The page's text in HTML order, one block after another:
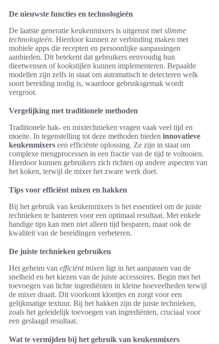
De nieuwste functies en technologieën
De laatste generatie keukenmixers is uitgerust met slimme
technologieën. Hierdoor kunnen ze verbinding maken met
mobiele apps die recepten en persoonlijke aanpassingen
aanbieden. Dit betekent dat gebruikers eenvoudig hun
dieetwensen of kookstijlen kunnen implementeren. Bepaalde
modellen zijn zelfs in staat om automatisch te detecteren welk
soort bereiding nodig is, waardoor gebruiksgemak wordt
vergroot.
Vergelijking met traditionele methoden
Traditionele hak- en mixtechnieken vragen vaak veel tijd en
moeite. In tegenstelling tot deze methoden bieden innovatieve
keukenmixers een efficiënte oplossing. Ze zijn in staat om
complexe mengprocessen in een fractie van de tijd te voltooien.
Hierdoor kunnen gebruikers zich richten op andere aspecten van
het koken, terwijl de mixer het zware werk doet.
Tips voor efficiënt mixen en hakken
Bij het gebruik van keukenmixers is het essentieel om de juiste
technieken te hanteren voor een optimaal resultaat. Met enkele
handige tips kan men niet alleen tijd besparen, maar ook de
kwaliteit van de bereidingen verbeteren.
De juiste technieken gebruiken
Het geheim van efficiënt mixen ligt in het aanpassen van de
snelheid en het kiezen van de juiste accessoires. Begin met het
toevoegen van lichte ingrediënten in kleine hoeveelheden terwijl
de mixer draait. Dit voorkomt klontjes en zorgt voor een
gelijkmatige textuur. Bij het hakken zijn de juiste technieken,
zoals het geleidelijk toevoegen van ingrediënten, cruciaal voor
een geslaagd resultaat.
Wat te vermijden bij het gebruik van keukenmixers